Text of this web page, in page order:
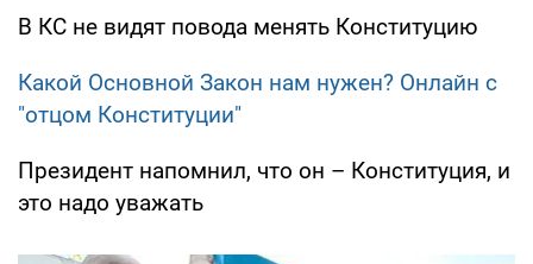
В КС не видят повода менять Конституцию
Какой Основной Закон нам нужен? Онлайн с
"отцом Конституции"
Президент напомнил, что он – Конституция, и
это надо уважать